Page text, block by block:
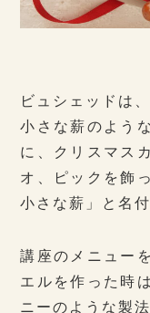
ビュシェッドは
小さな薪のよう
に、クリスマス
オ、ピックを飾
小さな薪」と名
講座のメニュー
エルを作った時
ニーのような製